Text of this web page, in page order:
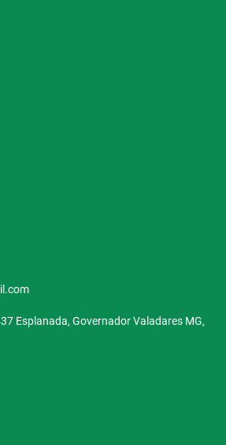
Esplanada, Governador Valadares MG,